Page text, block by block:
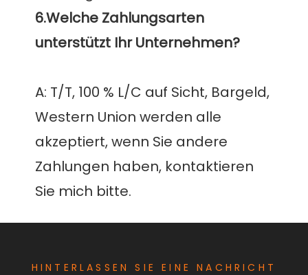
6.Welche Zahlungsarten
A: T/T, 100 % L/C auf Sicht, Bargeld,
Western Union werden alle
akzeptiert, wenn Sie andere
Zahlungen haben, kontaktieren
HINTERLASSEN SIE EINE NACHRICHT